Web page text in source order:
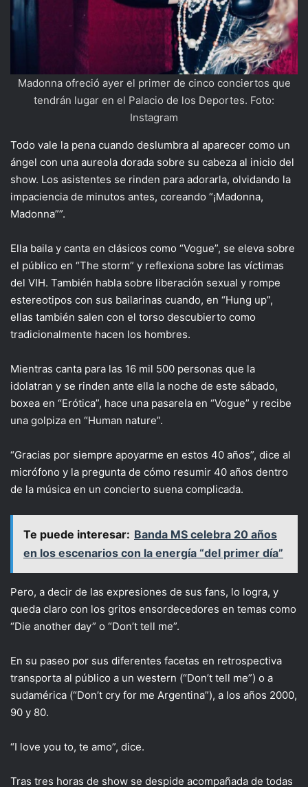
Madonna ofreció ayer el primer de cinco conciertos que
tendrán lugar en el Palacio de los Deportes. Foto:
Instagram
Todo vale la pena cuando deslumbra al aparecer como un
ángel con una aureola dorada sobre su cabeza al inicio del
show. Los asistentes se rinden para adorarla, olvidando la
impaciencia de minutos antes, coreando “¡Madonna,
Madonna””.
Ella baila y canta en clásicos como “Vogue”, se eleva sobre
el público en “The storm” y reflexiona sobre las víctimas
del VIH. También habla sobre liberación sexual y rompe
estereotipos con sus bailarinas cuando, en “Hung up”,
ellas también salen con el torso descubierto como
tradicionalmente hacen los hombres.
Mientras canta para las 16 mil 500 personas que la
idolatran y se rinden ante ella la noche de este sábado,
boxea en “Erótica”, hace una pasarela en “Vogue” y recibe
una golpiza en “Human nature”.
“Gracias por siempre apoyarme en estos 40 años”, dice al
micrófono y la pregunta de cómo resumir 40 años dentro
de la música en un concierto suena complicada.
Te puede interesar: Banda MS celebra 20 años
en los escenarios con la energía “del primer día”
Pero, a decir de las expresiones de sus fans, lo logra, y
queda claro con los gritos ensordecedores en temas como
“Die another day” o “Don’t tell me”.
En su paseo por sus diferentes facetas en retrospectiva
transporta al público a un western (“Don’t tell me”) o a
sudamérica (“Don’t cry for me Argentina”), a los años 2000,
90 y 80.
“I love you to, te amo”, dice.
Tras tres horas de show se despide acompañada de todas